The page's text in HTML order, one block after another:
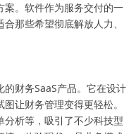
案。软件作为服务交付的一
那些希望彻底解放人力、
财务SaaS产品。它在设计
让财务管理变得更轻松。
析等，吸引了不少科技型